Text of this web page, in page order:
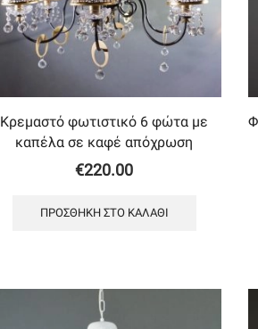
Κρεμαστό φωτιστικό 6 φώτα με
καπέλα σε καφέ απόχρωση
€220.00
ΠΡΟΣΘΉΚΗ ΣΤΟ ΚΑΛΆΘΙ